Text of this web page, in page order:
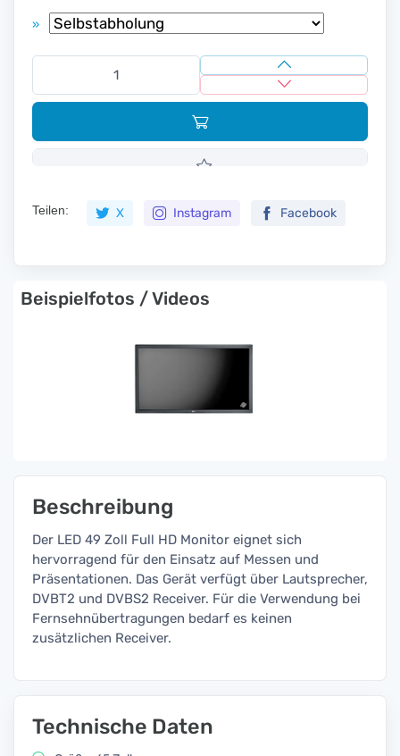
»
Teilen: X Instagram Facebook
Beispielfotos / Videos
Beschreibung
Der LED 49 Zoll Full HD Monitor eignet sich
hervorragend für den Einsatz auf Messen und
Präsentationen. Das Gerät verfügt über Lautsprecher,
DVBT2 und DVBS2 Receiver. Für die Verwendung bei
Fernsehnübertragungen bedarf es keinen
zusätzlichen Receiver.
Technische Daten